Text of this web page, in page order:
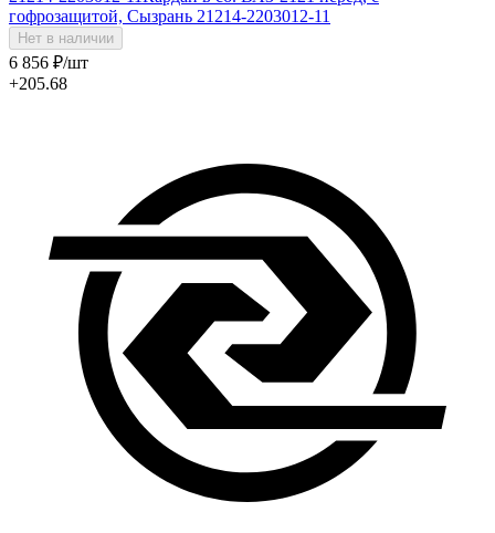
гофрозащитой, Сызрань 21214-2203012-11
Нет в наличии
6 856 ₽/шт
+205.68